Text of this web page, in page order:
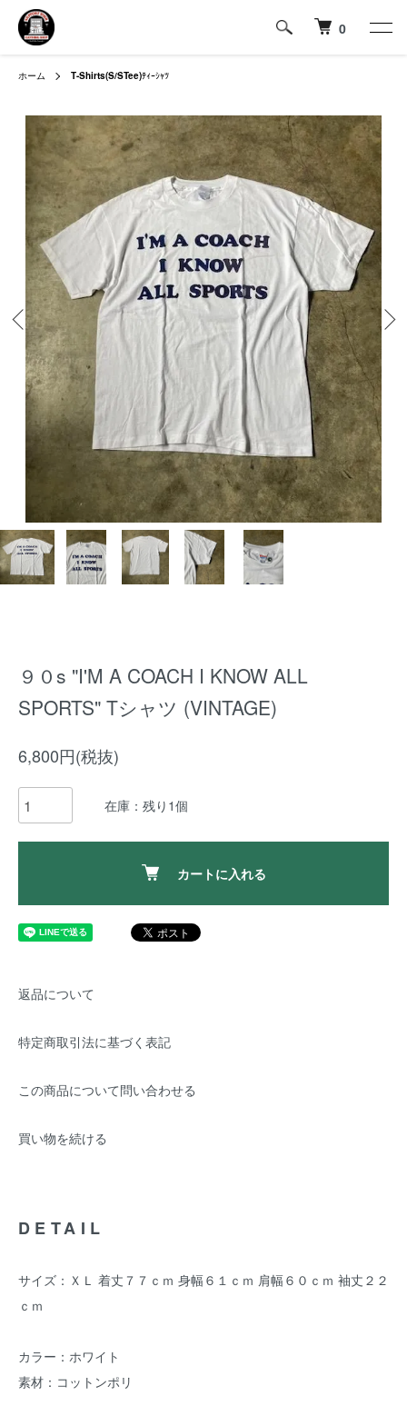
0
ホーム T-Shirts(S/STee)ﾃｨｰｼｬﾂ
９０s "I'M A COACH I KNOW ALL
SPORTS" Tシャツ (VINTAGE)
6,800円(税抜)
在庫：残り1個
カートに入れる
返品について
特定商取引法に基づく表記
この商品について問い合わせる
買い物を続ける
DETAIL
サイズ：ＸＬ 着丈７７ｃｍ 身幅６１ｃｍ 肩幅６０ｃｍ 袖丈２２
ｃｍ
カラー：ホワイト
素材：コットンポリ